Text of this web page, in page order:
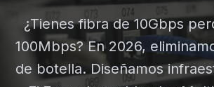
¿Tienes fibra de 10Gbps
100Mbps? En 2026,
de botella. Diseñamos